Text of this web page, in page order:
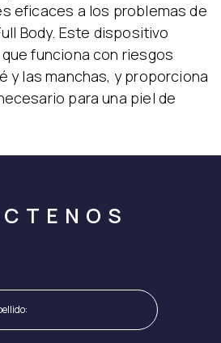
eficaces a los problemas de
Body. Este dispositivo
funciona con riesgos
y las manchas, y proporciona
para una piel de